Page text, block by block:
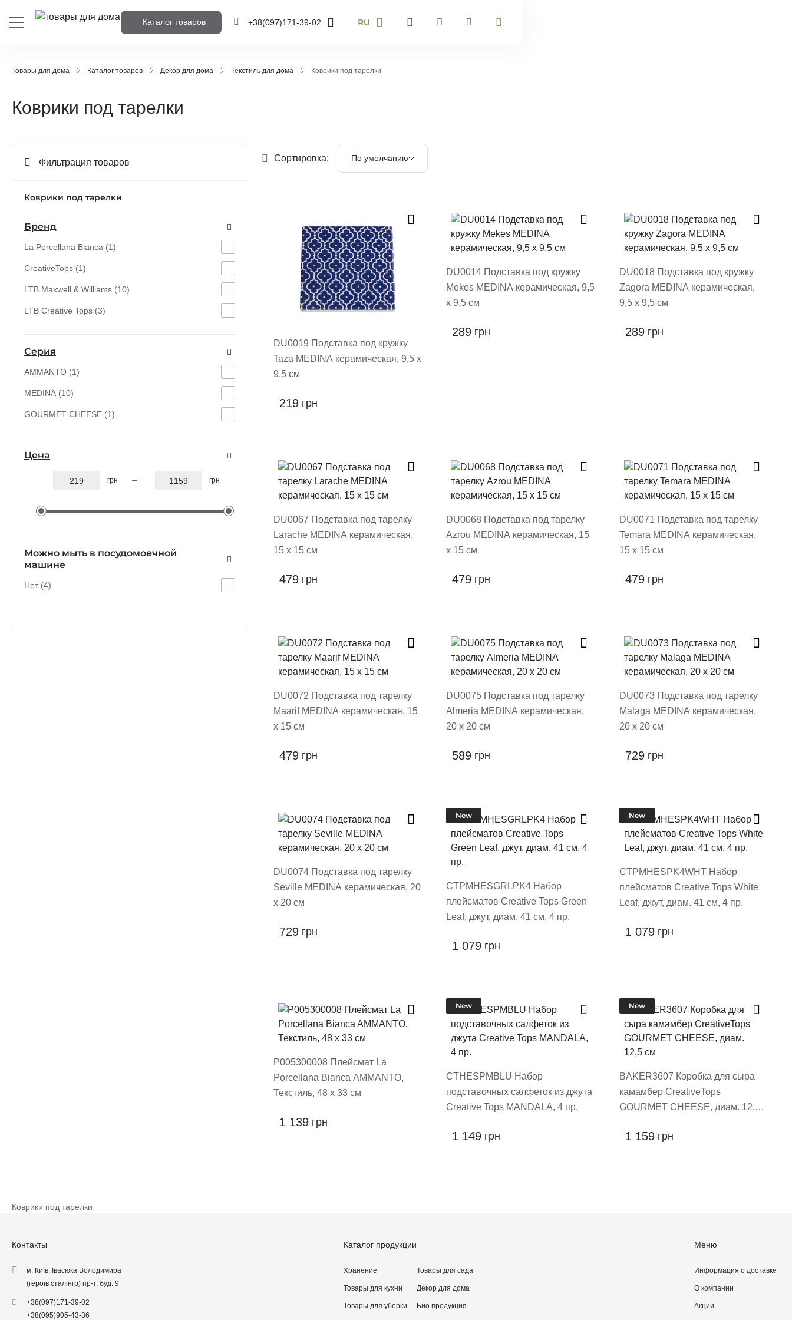
Каталог товаров +38(097)171-39-02
RU
EN
Товары для дома Каталог товаров Декор для дома Текстиль для дома Коврики под тарелки
Коврики под тарелки
Фильтрация товаров
Коврики под тарелки
Бренд
La Porcellana Bianca (1)
CreativeTops (1)
LTB Maxwell & Williams (10)
LTB Creative Tops (3)
Серия
AMMANTO (1)
MEDINA (10)
GOURMET CHEESE (1)
Цена
грн грн
Можно мыть в посудомоечной
машине
Нет (4)
Сортировка: По умолчанию
DU0019 Подставка под кружку
Taza MEDINA керамическая, 9,5 х
9,5 см
219 грн
DU0014 Подставка под кружку
Mekes MEDINA керамическая, 9,5
х 9,5 см
289 грн
DU0018 Подставка под кружку
Zagora MEDINA керамическая,
9,5 х 9,5 см
289 грн
DU0067 Подставка под тарелку
Larache MEDINA керамическая,
15 х 15 см
479 грн
DU0068 Подставка под тарелку
Azrou MEDINA керамическая, 15
х 15 см
479 грн
DU0071 Подставка под тарелку
Temara MEDINA керамическая,
15 х 15 см
479 грн
DU0072 Подставка под тарелку
Maarif MEDINA керамическая, 15
х 15 см
479 грн
DU0075 Подставка под тарелку
Almeria MEDINA керамическая,
20 х 20 см
589 грн
DU0073 Подставка под тарелку
Malaga MEDINA керамическая,
20 х 20 см
729 грн
DU0074 Подставка под тарелку
Seville MEDINA керамическая, 20
х 20 см
729 грн
New
CTPMHESGRLPK4 Набор
плейсматов Creative Tops Green
Leaf, джут, диам. 41 см, 4 пр.
1 079 грн
New
CTPMHESPK4WHT Набор
плейсматов Creative Tops White
Leaf, джут, диам. 41 см, 4 пр.
1 079 грн
P005300008 Плейсмат La
Porcellana Bianca AMMANTO,
Текстиль, 48 х 33 см
1 139 грн
New
CTHESPMBLU Набор
подставочных салфеток из джута
Creative Tops MANDALA, 4 пр.
1 149 грн
New
BAKER3607 Коробка для сыра
камамбер CreativeTops
GOURMET CHEESE, диам. 12,5
1 159 грн
Коврики под тарелки
Контакты
м. Київ, Івасюка Володимира
(героїв сталінгр) пр-т, буд. 9
+38(097)171-39-02
+38(095)905-43-36
Каталог продукции
Хранение
Товары для кухни
Товары для уборки
Товары для сада
Декор для дома
Био продукция
Меню
Информация о доставке
О компании
Акции